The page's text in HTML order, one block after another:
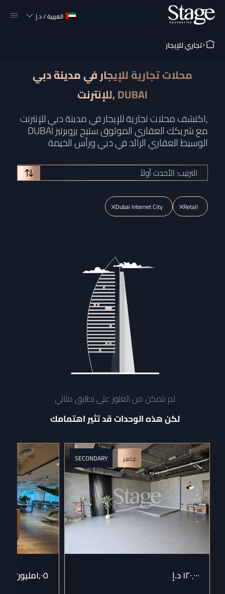
العربية/د.إ
تجاري للإيجار
محلات تجارية للإيجار في مدينة دبي
للإنترنت, DUBAI
اكتشف محلات تجارية للإيجار في مدينة دبي للإنترنت,
DUBAI مع شريكك العقاري الموثوق ستيج بروبرتيز
الوسيط العقاري الرائد في دبي ورأس الخيمة
الترتيب: الأحدث أولاً
Retail
Dubai Internet City
لم نتمكن من العثور على تطابق مثالي
لكن هذه الوحدات قد تثير اهتمامك
جاهز SECONDARY
١٢٠٬٠٠٠د.إ ١٫٠٥مليون